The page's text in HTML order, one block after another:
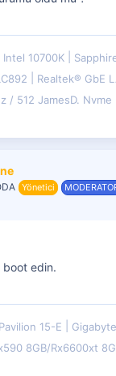
Intel 10700K
Realtek® GbE
/ 512 JamesD. Nvme
Yönetici
edin.
15-E
8GB/Rx6600xt